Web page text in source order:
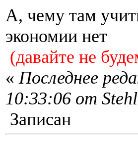
А, чему там
экономии нет
(давайте не
« Последнее
10:33:06 от
Записан